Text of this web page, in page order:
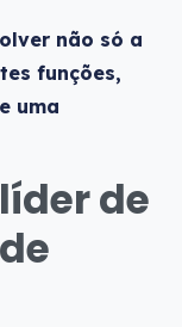
não só a
funções,
uma
de